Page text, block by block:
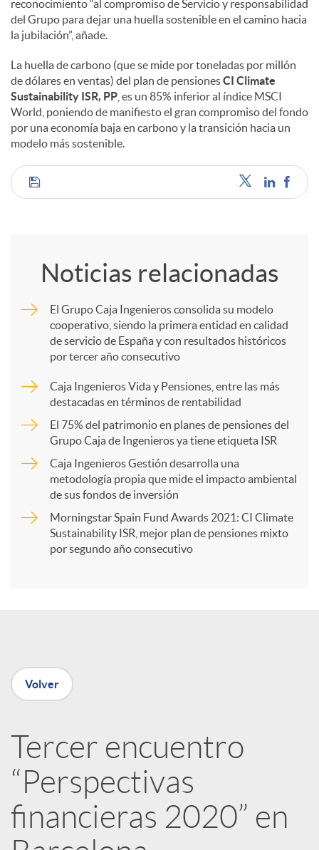
reconocimiento “al compromiso de Servicio y responsabilidad
del Grupo para dejar una huella sostenible en el camino hacia
la jubilación”, añade.
La huella de carbono (que se mide por toneladas por millón
de dólares en ventas) del plan de pensionesCI Climate
Sustainability ISR, PP , es un 85% inferior al índice MSCI
World, poniendo de manifiesto el gran compromiso del fondo
por una economía baja en carbono y la transición hacia un
modelo más sostenible.
C
a
r
t
R
e
d
e
Noticias relacionadas
El Grupo Caja Ingenieros consolida su modelo
cooperativo, siendo la primera entidad en calidad
de servicio de España y con resultados históricos
por tercer año consecutivo
Caja Ingenieros Vida y Pensiones, entre las más
destacadas en términos de rentabilidad
El 75% del patrimonio en planes de pensiones del
Grupo Caja de Ingenieros ya tiene etiqueta ISR
Caja Ingenieros Gestión desarrolla una
metodología propia que mide el impacto ambiental
de sus fondos de inversión
Morningstar Spain Fund Awards 2021: CI Climate
Sustainability ISR, mejor plan de pensiones mixto
por segundo año consecutivo
Volver
Tercer encuentro
“Perspectivas
financieras 2020” en